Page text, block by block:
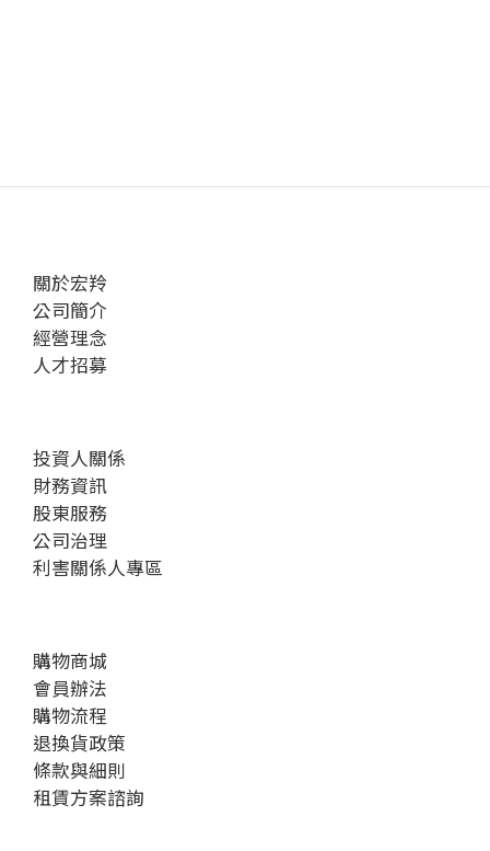
關於宏羚
公司簡介
經營理念
人才招募
投資人關係
財務資訊
股東服務
公司治理
利害關係人專區
購物商城
會員辦法
購物流程
退換貨政策
條款與細則
租賃方案諮詢